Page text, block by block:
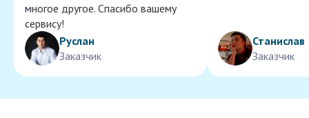
многое другое. Спасибо вашему
сервису!
Руслан
Заказчик
Станислав
Заказчик